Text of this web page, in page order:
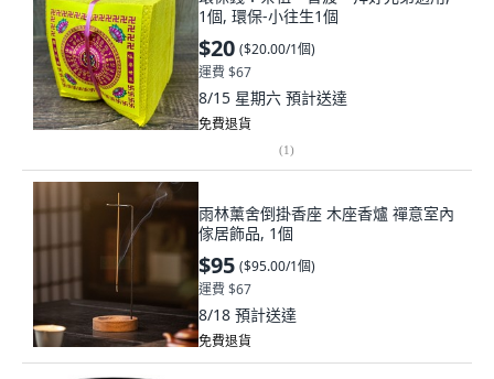
1個, 環保-小往生1個
$20 ($20.00/1個)
運費 $67
8/15 星期六 預計送達
免費退貨
(1)
雨林薰舍倒掛香座 木座香爐 禪意室內
傢居飾品, 1個
$95 ($95.00/1個)
運費 $67
8/18 預計送達
免費退貨